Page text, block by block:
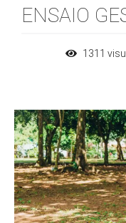
ENSAIO
1311